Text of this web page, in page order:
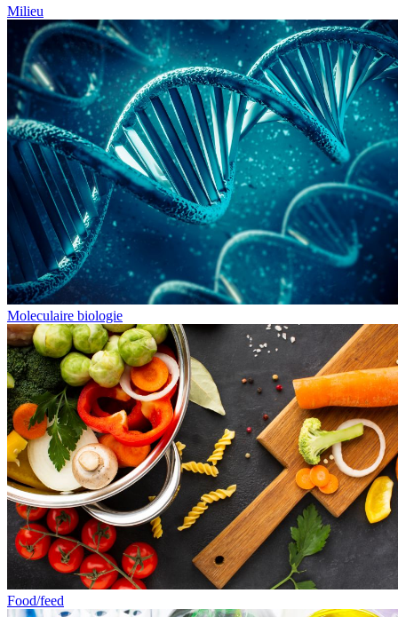
Milieu
Moleculaire biologie
Food/feed